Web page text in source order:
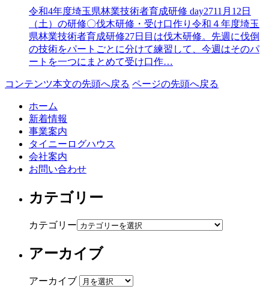
令和4年度埼玉県林業技術者育成研修 day2711月12日
（土）の研修〇伐木研修・受け口作り令和４年度埼玉
県林業技術者育成研修27日目は伐木研修。先週に伐倒
の技術をパートごとに分けて練習して、今週はそのパ
ートを一つにまとめて受け口作…
コンテンツ本文の先頭へ戻る ページの先頭へ戻る
ホーム
新着情報
事業案内
タイニーログハウス
会社案内
お問い合わせ
カテゴリー
カテゴリー
アーカイブ
アーカイブ